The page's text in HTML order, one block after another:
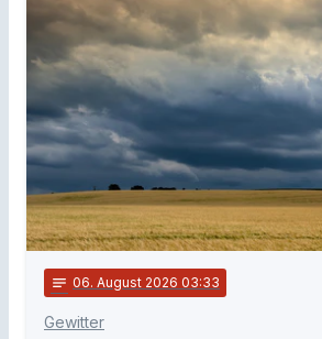
notes 06. August 2026 03:33
Gewitter